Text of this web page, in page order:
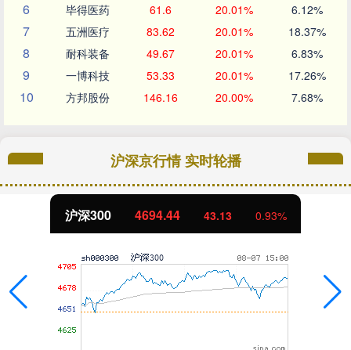
6 毕得医药 61.6 20.01% 6.12%
7 五洲医疗 83.62 20.01% 18.37%
8 耐科装备 49.67 20.01% 6.83%
9 一博科技 53.33 20.01% 17.26%
10 方邦股份 146.16 20.00% 7.68%
沪深京行情 实时轮播
北证50 1134.24 11.37 1.01%